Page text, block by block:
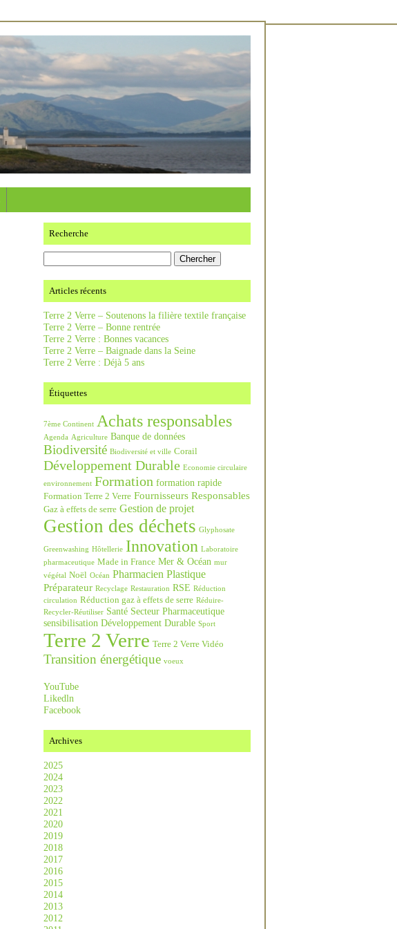
Recherche
Articles récents
Terre 2 Verre – Soutenons la filière textile française
Terre 2 Verre – Bonne rentrée
Terre 2 Verre : Bonnes vacances
Terre 2 Verre – Baignade dans la Seine
Terre 2 Verre : Déjà 5 ans
Étiquettes
7ème Continent Achats responsables
Agenda Agriculture Banque de données
Biodiversité Biodiversité et ville Corail
Développement Durable Economie circulaire
environnement Formation formation rapide
Formation Terre 2 Verre Fournisseurs Responsables
Gaz à effets de serre Gestion de projet
Gestion des déchets Glyphosate
Greenwashing Hôtellerie Innovation Laboratoire
pharmaceutique Made in France Mer & Océan mur
végétal Noël Océan Pharmacien Plastique
Préparateur Recyclage Restauration RSE Réduction
circulation Réduction gaz à effets de serre Réduire-
Recycler-Réutiliser Santé Secteur Pharmaceutique
sensibilisation Développement Durable Sport
Terre 2 Verre Terre 2 Verre Vidéo
Transition énergétique voeux
YouTube
Likedln
Facebook
Archives
2025
2024
2023
2022
2021
2020
2019
2018
2017
2016
2015
2014
2013
2012